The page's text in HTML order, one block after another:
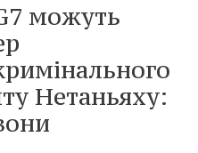
можуть
Нетаньяху: